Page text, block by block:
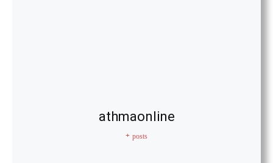
athmaonline
+ posts